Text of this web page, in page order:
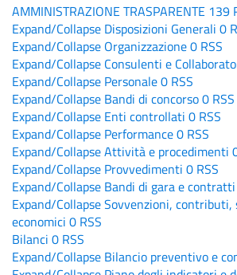
AMMINISTRAZIONE TRASPARENTE 139
Expand/Collapse Disposizioni Generali 0
Expand/Collapse Organizzazione0 RSS
Expand/Collapse Consulenti e
Expand/Collapse Personale0 RSS
Expand/Collapse Bandi di concorso0 RSS
Expand/Collapse Enti controllati 0 RSS
Expand/Collapse Performance0 RSS
Expand/CollapseAttività e procedimenti
Expand/Collapse Provvedimenti 0 RSS
Expand/Collapse Bandi di gara e contratti
Expand/CollapseSovvenzioni, contributi,
economici 0 RSS
Bilanci 0 RSS
Expand/Collapse Bilancio preventivo e